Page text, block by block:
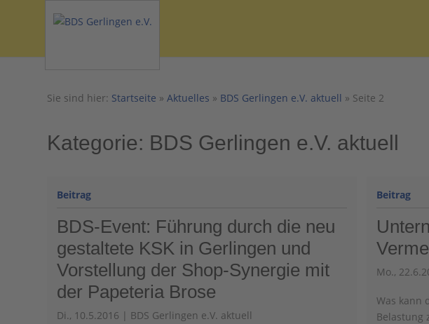
Sie sind hier: Startseite »Aktuelles » BDS Gerlingen e.V. aktuell » Seite 2
Kategorie: BDS Gerlingen e.V. aktuell
BDS-Event: Führung durch die neu
gestaltete KSK in Gerlingen und
Vorstellung der Shop-Synergie mit
der Papeteria Brose
Di., 10.5.2016 | BDS Gerlingen e.V. aktuell
Mo.,
Was kann
Belastung